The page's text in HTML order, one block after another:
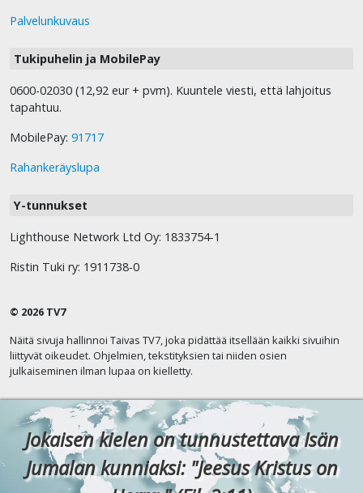
Palvelunkuvaus
Tukipuhelin ja MobilePay
0600-02030 (12,92 eur + pvm). Kuuntele viesti, että lahjoitus
tapahtuu.
MobilePay: 91717
Rahankeräyslupa
Y-tunnukset
Lighthouse Network Ltd Oy: 1833754-1
Ristin Tuki ry: 1911738-0
© 2026 TV7
Näitä sivuja hallinnoi Taivas TV7, joka pidättää itsellään kaikki sivuihin
liittyvät oikeudet. Ohjelmien, tekstityksien tai niiden osien
julkaiseminen ilman lupaa on kielletty.
Jokaisen kielen on tunnustettava Isän
Jumalan kunniaksi: "Jeesus Kristus on